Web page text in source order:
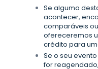
Se alguma
acontecer,
comparáveis
ofereceremos
crédito para
Se o seu
for